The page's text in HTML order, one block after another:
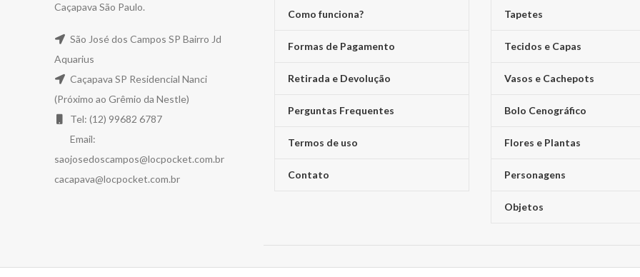
Caçapava São Paulo.
São José dos Campos SP Bairro Jd
Aquarius
Caçapava SP Residencial Nanci
(Próximo ao Grêmio da Nestle)
Tel: (12) 99682 6787
Email:
saojosedoscampos@locpocket.com.br
cacapava@locpocket.com.br
Como funciona?
Formas de Pagamento
Retirada e Devolução
Perguntas Frequentes
Termos de uso
Contato
Tapetes
Tecidos e Capas
Vasos e Cachepots
Bolo Cenográfico
Flores e Plantas
Personagens
Objetos